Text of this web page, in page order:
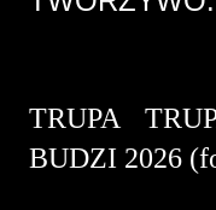
TRUPA
BUDZI 2026